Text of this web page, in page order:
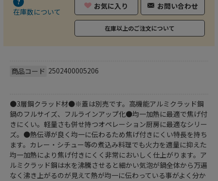
在庫数について
お気に入り お問い合わせ
在庫以上のご注文について
商品コード 2502400005206
●3層鋼クラッド材●※蓋は別売です。高機能アルミクラッド鋼
鍋のフルサイズ、フルラインアップ化●均一加熱に最適で焦げ付
きにくい。軽量さも併せ持つオペレーション厨房に最適なシリー
ズ。●熱伝導が良く均一に伝わるため焦げ付きにくい特長を持ち
ます。カレー・シチュー等の煮込み料理でも火力を適量に抑えた
均一加熱により焦げ付きにくく非常においしく仕上がります。ア
ルミクラッド鋼は水を沸騰させると細かい気泡が鍋全体から万遍
なく沸き上がるのが見えて熱が均一に伝わっている事がよく分か